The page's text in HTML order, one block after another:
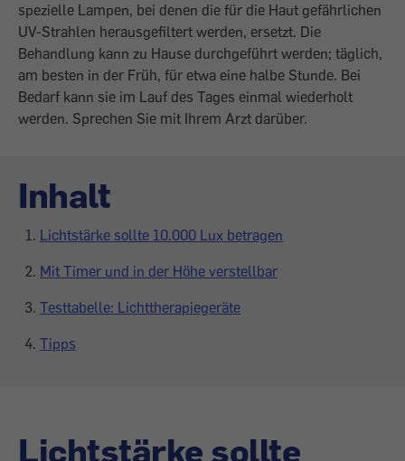
spezielle Lampen, bei denen die für die Haut gefährlichen
UV-Strahlen herausgefiltert werden, ersetzt. Die
Behandlung kann zu Hause durchgeführt werden; täglich,
am besten in der Früh, für etwa eine halbe Stunde. Bei
Bedarf kann sie im Lauf des Tages einmal wiederholt
werden. Sprechen Sie mit Ihrem Arzt darüber.
Inhalt
Lichtstärke sollte 10.000 Lux betragen
Mit Timer und in der Höhe verstellbar
Testtabelle: Lichttherapiegeräte
Tipps
Lichtstärke sollte